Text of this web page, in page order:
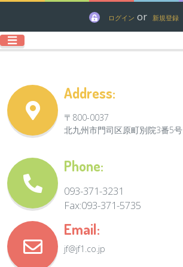
ログイン or 新規登録
Address:
〒800-0037
北九州市門司区原町別院3番5号
Phone:
093-371-3231
Fax:093-371-5735
Email:
jf@jf1.co.jp